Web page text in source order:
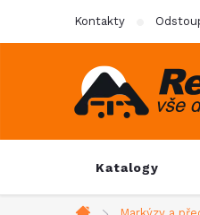
Kontakty
Katalogy